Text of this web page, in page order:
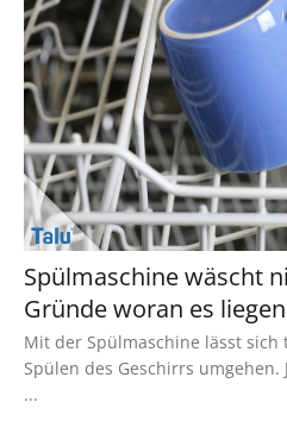
Spülmaschine wäscht
Gründe woran es
Mit der Spülmaschine lässt
Spülen des Geschirrs umgehen.
...